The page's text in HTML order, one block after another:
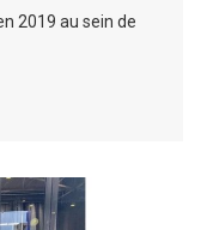
2019 au sein de